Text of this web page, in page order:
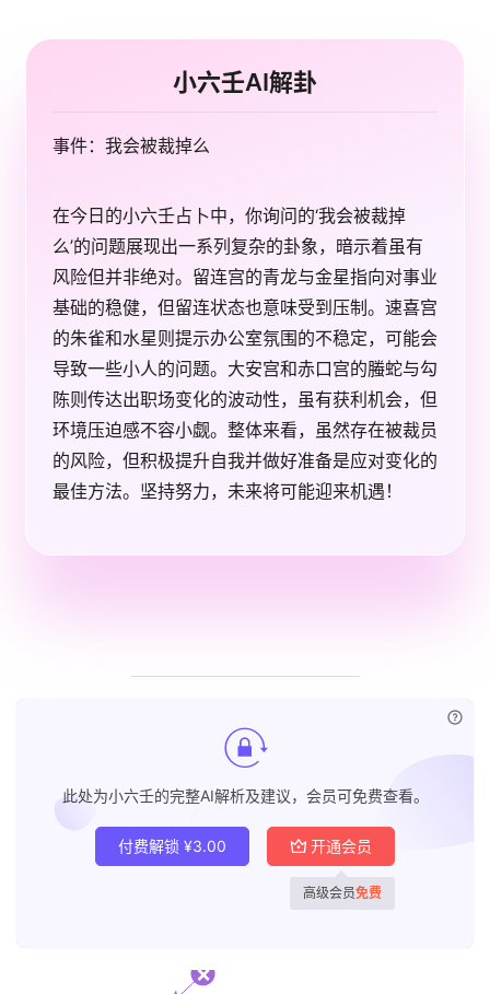
小六壬AI解卦
事件：我会被裁掉么
在今日的小六壬占卜中，你询问的‘我会被裁掉
么’的问题展现出一系列复杂的卦象，暗示着虽有
风险但并非绝对。留连宫的青龙与金星指向对事业
基础的稳健，但留连状态也意味受到压制。速喜宫
的朱雀和水星则提示办公室氛围的不稳定，可能会
导致一些小人的问题。大安宫和赤口宫的螣蛇与勾
陈则传达出职场变化的波动性，虽有获利机会，但
环境压迫感不容小觑。整体来看，虽然存在被裁员
的风险，但积极提升自我并做好准备是应对变化的
最佳方法。坚持努力，未来将可能迎来机遇！
此处为小六壬的完整AI解析及建议，会员可免费查看。
付费解锁 ¥3.00 开通会员
高级会员免费